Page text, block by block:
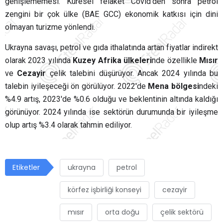
zengini bir çok ülke (BAE GCC) ekonomik katkısı için dini
olmayan turizme yönlendi.
Ukrayna savaşı, petrol ve gıda ithalatında artan fiyatlar indirekt
olarak 2023 yılındaKuzey Afrika ülkelerinde özellikle Mısır
ve Cezayirçelik talebini düşürüyor. Ancak 2024 yılında bu
talebin iyileşeceği ön görülüyor. 2022'de Mena bölgesindeki
%4.9 artış, 2023'de %0.6 olduğu ve beklentinin altında kaldığı
görünüyor. 2024 yılında ise sektörün durumunda bir iyileşme
olup artış %3.4 olarak tahmin ediliyor.
Etiketler ukrayna petrol
körfez işbirliği konseyi cezayir
mısır orta doğu çelik sektörü